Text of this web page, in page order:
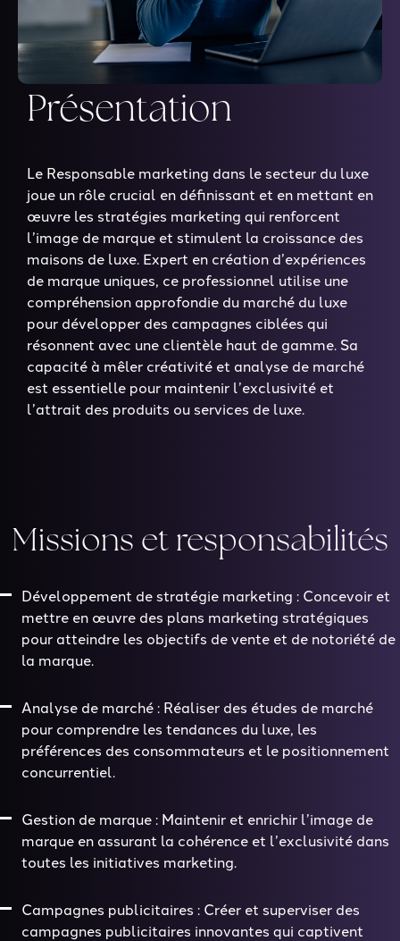
Présentation
Le Responsable marketing dans le secteur du luxe
joue un rôle crucial en définissant et en mettant en
œuvre les stratégies marketing qui renforcent
l’image de marque et stimulent la croissance des
maisons de luxe. Expert en création d’expériences
de marque uniques, ce professionnel utilise une
compréhension approfondie du marché du luxe
pour développer des campagnes ciblées qui
résonnent avec une clientèle haut de gamme. Sa
capacité à mêler créativité et analyse de marché
est essentielle pour maintenir l’exclusivité et
l’attrait des produits ou services de luxe.
Missions et responsabilités
Développement de stratégie marketing : Concevoir et
mettre en œuvre des plans marketing stratégiques
pour atteindre les objectifs de vente et de notoriété de
la marque.
Analyse de marché : Réaliser des études de marché
pour comprendre les tendances du luxe, les
préférences des consommateurs et le positionnement
concurrentiel.
Gestion de marque : Maintenir et enrichir l’image de
marque en assurant la cohérence et l’exclusivité dans
toutes les initiatives marketing.
Campagnes publicitaires : Créer et superviser des
campagnes publicitaires innovantes qui captivent